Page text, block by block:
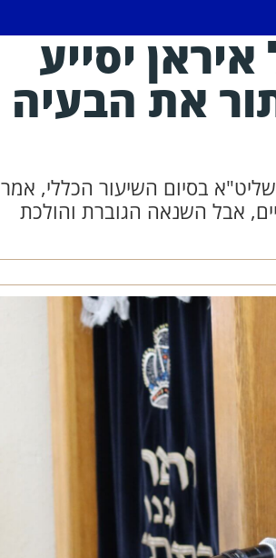
יסייע
את הבעיה
בסיום השיעור הכללי, אמר
אבל השנאה הגוברת והולכת